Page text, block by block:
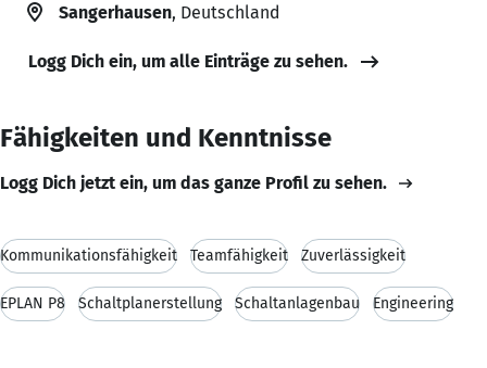
Sangerhausen, Deutschland
Logg Dich ein, um alle Einträge zu sehen.
Fähigkeiten und Kenntnisse
Logg Dich jetzt ein, um das ganze Profil zu sehen.
Kommunikationsfähigkeit Teamfähigkeit Zuverlässigkeit
EPLAN P8 Schaltplanerstellung Schaltanlagenbau Engineering